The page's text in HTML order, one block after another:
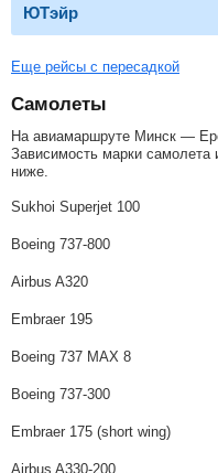
ЮТэйр
Еще рейсы с пересадкой
Самолеты
На авиамаршруте Минск —
Зависимость марки самолета
ниже.
Sukhoi Superjet 100
Boeing 737-800
Airbus A320
Embraer 195
Boeing 737 MAX 8
Boeing 737-300
Embraer 175 (short wing)
Airbus A330-200